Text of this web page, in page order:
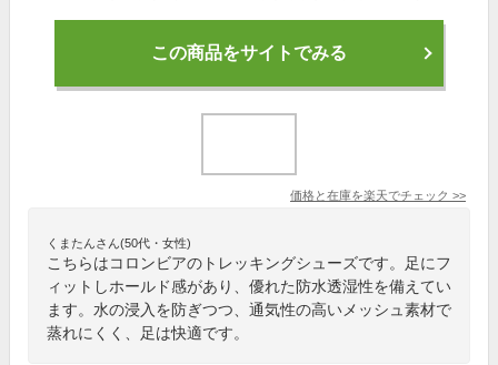
この商品をサイトでみる
価格と在庫を楽天でチェック >>
くまたんさん(50代・女性)
こちらはコロンビアのトレッキングシューズです。足にフ
ィットしホールド感があり、優れた防水透湿性を備えてい
ます。水の浸入を防ぎつつ、通気性の高いメッシュ素材で
蒸れにくく、足は快適です。